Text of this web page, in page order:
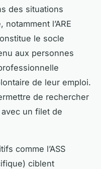
des situations
l’ARE
le socle
aux personnes
de leur emploi.
de rechercher
un filet de
comme l’ASS
ciblent